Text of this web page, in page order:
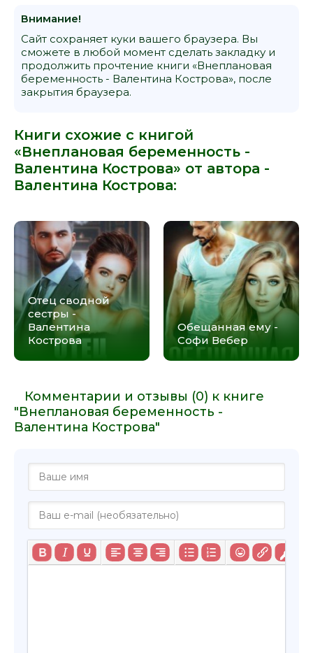
Внимание!
Сайт сохраняет куки вашего браузера. Вы
сможете в любой момент сделать закладку и
продолжить прочтение книги «Внеплановая
беременность - Валентина Кострова», после
закрытия браузера.
Книги схожие с книгой
«Внеплановая беременность -
Валентина Кострова» от автора -
Валентина Кострова:
Отец сводной
сестры -
Валентина
Кострова
Обещанная ему -
Софи Вебер
Комментарии и отзывы (0) к книге
"Внеплановая беременность -
Валентина Кострова"